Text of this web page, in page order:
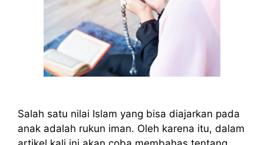
Salah satu nilai Islam yang bisa diajarkan pada
anak adalah rukun iman. Oleh karena itu, dalam